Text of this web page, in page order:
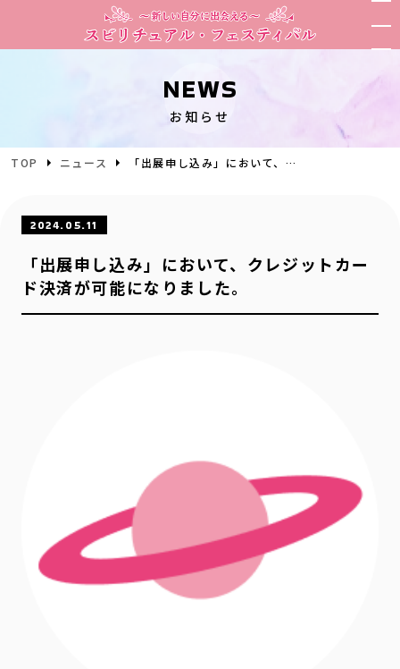
NEWS
お知らせ
TOP ニュース 「出展申し込み」において、クレジットカード決済が可能になりました。
2024.05.11
「出展申し込み」において、クレジットカー
ド決済が可能になりました。